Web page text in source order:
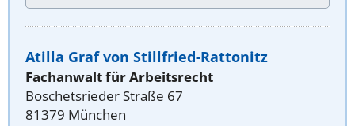
Atilla Graf von Stillfried-Rattonitz
Fachanwalt für Arbeitsrecht
Boschetsrieder Straße 67
81379 München